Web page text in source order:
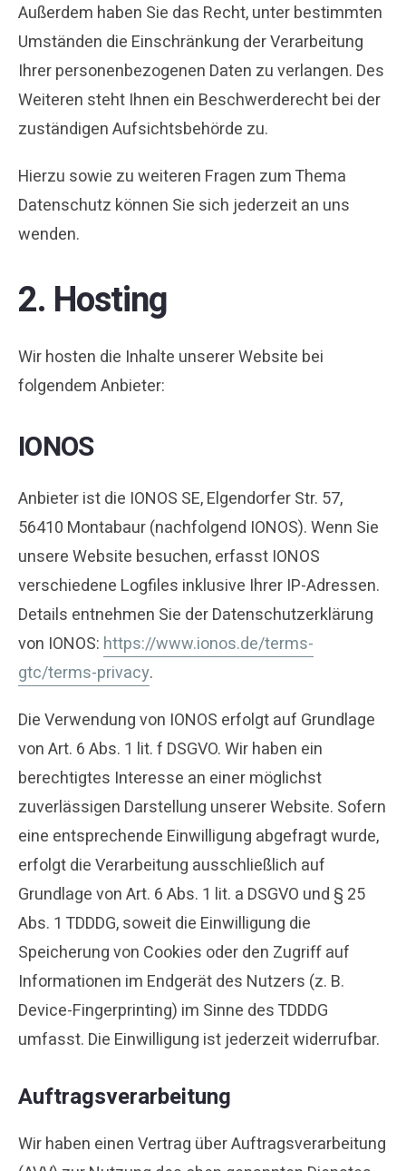
Außerdem haben Sie das Recht, unter bestimmten
Umständen die Einschränkung der Verarbeitung
Ihrer personenbezogenen Daten zu verlangen. Des
Weiteren steht Ihnen ein Beschwerderecht bei der
zuständigen Aufsichtsbehörde zu.
Hierzu sowie zu weiteren Fragen zum Thema
Datenschutz können Sie sich jederzeit an uns
wenden.
2. Hosting
Wir hosten die Inhalte unserer Website bei
folgendem Anbieter:
IONOS
Anbieter ist die IONOS SE, Elgendorfer Str. 57,
56410 Montabaur (nachfolgend IONOS). Wenn Sie
unsere Website besuchen, erfasst IONOS
verschiedene Logfiles inklusive Ihrer IP-Adressen.
Details entnehmen Sie der Datenschutzerklärung
von IONOS: https://www.ionos.de/terms-
gtc/terms-privacy.
Die Verwendung von IONOS erfolgt auf Grundlage
von Art. 6 Abs. 1 lit. f DSGVO. Wir haben ein
berechtigtes Interesse an einer möglichst
zuverlässigen Darstellung unserer Website. Sofern
eine entsprechende Einwilligung abgefragt wurde,
erfolgt die Verarbeitung ausschließlich auf
Grundlage von Art. 6 Abs. 1 lit. a DSGVO und § 25
Abs. 1 TDDDG, soweit die Einwilligung die
Speicherung von Cookies oder den Zugriff auf
Informationen im Endgerät des Nutzers (z. B.
Device-Fingerprinting) im Sinne des TDDDG
umfasst. Die Einwilligung ist jederzeit widerrufbar.
Auftragsverarbeitung
Wir haben einen Vertrag über Auftragsverarbeitung